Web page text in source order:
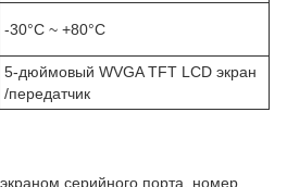
-30°C ~ +80°C
5-дюймовый WVGA TFT LCD экран
/передатчик
серийного порта, номер